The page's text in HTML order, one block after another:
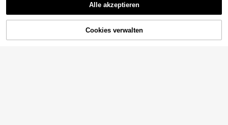
JETZT EINKAUFEN
Alle akzeptieren
Cookies verwalten